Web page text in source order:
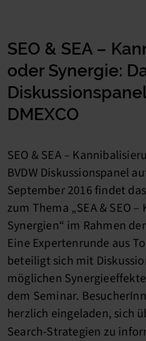
SEO & SEA –
oder Synergie:
DMEXCO
SEO & SEA –
BVDW Diskussionspanel
September 2016 findet
zum Thema „SEA & SEO
Synergien“ im Rahmen
Eine Expertenrunde aus
beteiligt sich mit
möglichen
dem Seminar.
herzlich eingeladen, sich
Search-Strategien zu